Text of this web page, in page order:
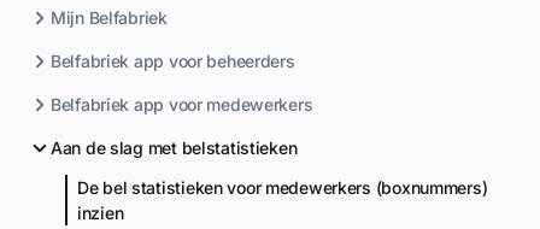
Mijn Belfabriek
Belfabriek app voor beheerders
Belfabriek app voor medewerkers
Aan de slag met belstatistieken
De bel statistieken voor medewerkers (boxnummers)
inzien